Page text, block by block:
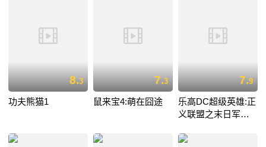
8.3
功夫熊猫1
7.3
鼠来宝4:萌在囧途
7.9
乐高DC超级英雄:正
义联盟之末日军团